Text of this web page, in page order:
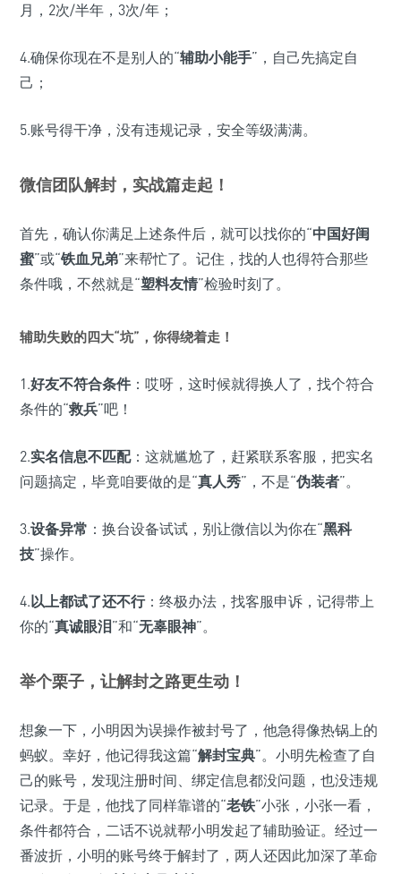
月，2次/半年，3次/年；
4.确保你现在不是别人的“辅助小能手”，自己先搞定自
己；
5.账号得干净，没有违规记录，安全等级满满。
微信团队解封，实战篇走起！
首先，确认你满足上述条件后，就可以找你的“中国好闺
蜜”或“铁血兄弟”来帮忙了。记住，找的人也得符合那些
条件哦，不然就是“塑料友情”检验时刻了。
辅助失败的四大“坑”，你得绕着走！
1.好友不符合条件：哎呀，这时候就得换人了，找个符合
条件的“救兵”吧！
2.实名信息不匹配：这就尴尬了，赶紧联系客服，把实名
问题搞定，毕竟咱要做的是“真人秀”，不是“伪装者”。
3.设备异常 ：换台设备试试，别让微信以为你在“黑科
技”操作。
4.以上都试了还不行：终极办法，找客服申诉，记得带上
你的“真诚眼泪”和“无辜眼神”。
举个栗子，让解封之路更生动！
想象一下，小明因为误操作被封号了，他急得像热锅上的
蚂蚁。幸好，他记得我这篇“解封宝典”。小明先检查了自
己的账号，发现注册时间、绑定信息都没问题，也没违规
记录。于是，他找了同样靠谱的“老铁”小张，小张一看，
条件都符合，二话不说就帮小明发起了辅助验证。经过一
番波折，小明的账号终于解封了，两人还因此加深了革命